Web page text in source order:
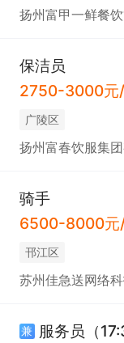
扬州富甲一鲜餐
保洁员
2750-3000元/
广陵区
扬州富春饮服集
骑手
6500-8000元
邗江区
苏州佳急送网络
兼 服务员（